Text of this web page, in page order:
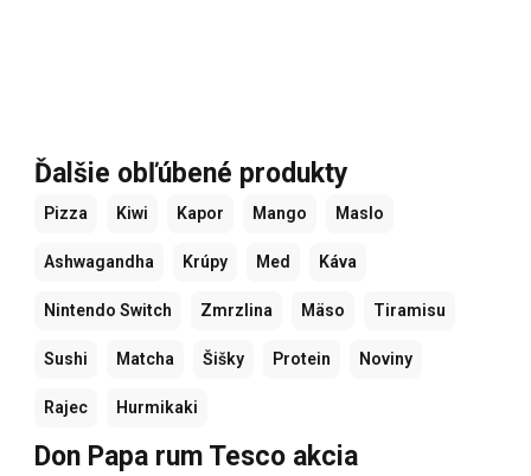
Ďalšie obľúbené produkty
Pizza Kiwi Kapor Mango Maslo
Ashwagandha Krúpy Med Káva
Nintendo Switch Zmrzlina Mäso Tiramisu
Sushi Matcha Šišky Protein Noviny
Rajec Hurmikaki
Don Papa rum Tesco akcia